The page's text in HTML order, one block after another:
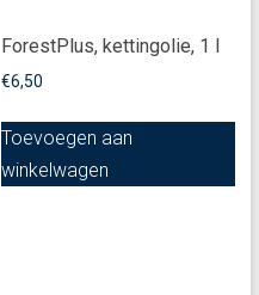
ForestPlus, kettingolie, 1 l
€6,50
Toevoegen aan
winkelwagen